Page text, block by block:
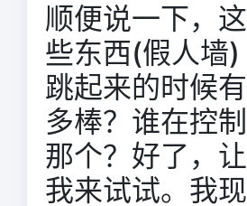
顺便说一下，这
些东西(假人墙)
跳起来的时候有
多棒？谁在控制
那个？好了，让
我来试试。我现